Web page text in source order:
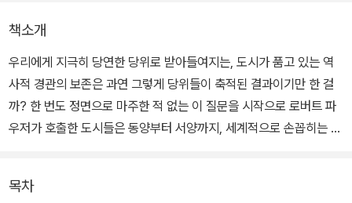
책소개
우리에게 지극히 당연한 당위로 받아들여지는, 도시가 품고 있는 역
사적 경관의 보존은 과연 그렇게 당위들이 축적된 결과이기만 한 걸
까? 한 번도 정면으로 마주한 적 없는 이 질문을 시작으로 로버트 파
우저가 호출한 도시들은 동양부터 서양까지, 세계적으로 손꼽히는 주
온, 도시들의 역사적 경관을 둘러싼 이면을 들여다보니 뜻밖에도 거
목차